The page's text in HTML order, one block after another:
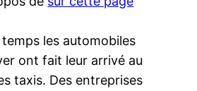
les automobiles
ont fait leur arrivé au
taxis. Des entreprises